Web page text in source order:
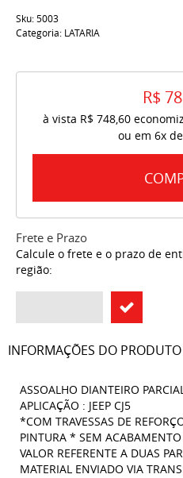
Sku:5003
Categoria: LATARIA
R$
à vista R$ 748,60
ou em 6x de
Frete e Prazo
Calcule o frete e o prazo de
região:
INFORMAÇÕES DO PRODUTO
ASSOALHO DIANTEIRO
APLICAÇÃO : JEEP CJ5
*COM TRAVESSAS DE
PINTURA * SEM ACABAMENTO
VALOR REFERENTE A DUAS
MATERIAL ENVIADO VIA